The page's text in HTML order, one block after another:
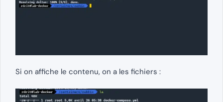
Si on affiche le contenu, on a les fichiers :